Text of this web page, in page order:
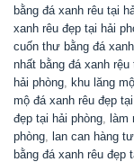
bằng đá xanh rêu tại
xanh rêu đẹp tại hải
cuốn thư bằng đá
nhất bằng đá xanh rệu
hải phòng
khu lăng
mộ đá xanh rêu đẹp
đẹp tại hải phòng
làm
phòng
lan can hàng
bằng đá xanh rêu đẹp